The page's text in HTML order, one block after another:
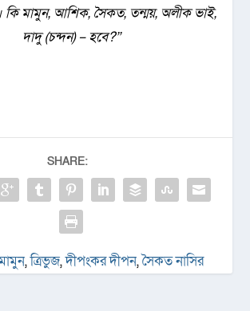
কি মামুন, আশিক, সৈকত, তন্ময়, অলীক ভাই,
দাদু (চন্দন) – হবে?”
SHARE:
,ত্রিভুজ,দীপংকর দীপন,সৈকত নাসির